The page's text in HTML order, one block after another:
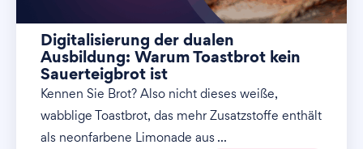
Digitalisierung der dualen
Ausbildung: Warum Toastbrot kein
Sauerteigbrot ist
Kennen Sie Brot? Also nicht dieses weiße,
wabblige Toastbrot, das mehr Zusatzstoffe enthält
als neonfarbene Limonade aus ...